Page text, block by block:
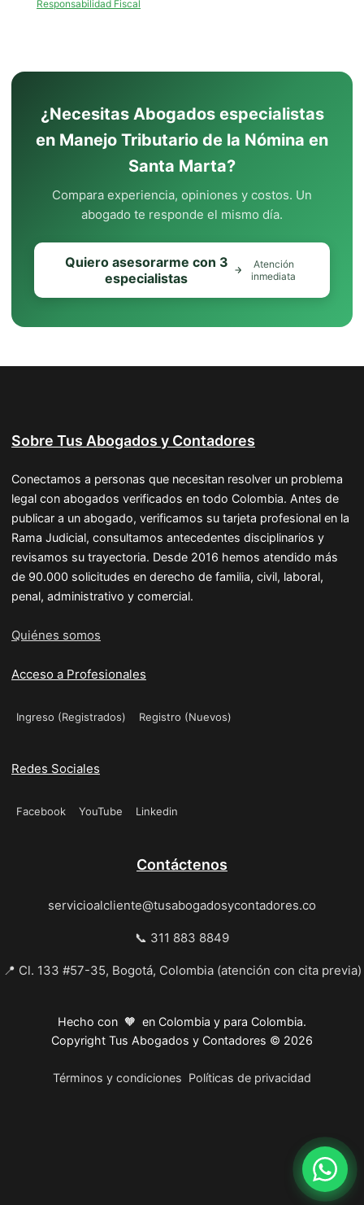
Responsabilidad Fiscal
¿Necesitas Abogados especialistas
en Manejo Tributario de la Nómina en
Santa Marta?
Compara experiencia, opiniones y costos. Un
abogado te responde el mismo día.
Quiero asesorarme con 3
especialistas
Atención
inmediata
Sobre Tus Abogados y Contadores
Conectamos a personas que necesitan resolver un problema
legal con abogados verificados en todo Colombia. Antes de
publicar a un abogado, verificamos su tarjeta profesional en la
Rama Judicial, consultamos antecedentes disciplinarios y
revisamos su trayectoria. Desde 2016 hemos atendido más
de 90.000 solicitudes en derecho de familia, civil, laboral,
penal, administrativo y comercial.
Quiénes somos
Acceso a Profesionales
Ingreso (Registrados) Registro (Nuevos)
Redes Sociales
Facebook YouTube Linkedin
Contáctenos
servicioalcliente@tusabogadosycontadores.co
📞 311 883 8849
📍 Cl. 133 #57-35, Bogotá, Colombia (atención con cita previa)
Hecho con 🧡 en Colombia y para Colombia.
Copyright Tus Abogados y Contadores © 2026
Términos y condiciones Políticas de privacidad